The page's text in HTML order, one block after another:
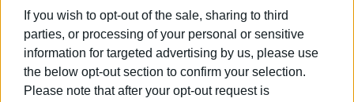
If you wish to opt-out of the sale, sharing to third
parties, or processing of your personal or sensitive
information for targeted advertising by us, please use
the below opt-out section to confirm your selection.
Please note that after your opt-out request is
ΕΛΕΝΗ ΚΟΡΩΝΑΚΗ
Εργάζεται στις Εκδόσεις Ενημέρωση από το
1990 σε θέσεις υψηλής ευθύνης. Ειδικεύεται στις
δημόσιες σχέσεις, το ελεύθερο και το
καλλιτεχνικό ρεπορτάζ.